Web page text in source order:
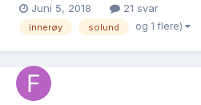
Solund? Manuskriptet mitt ser slik
Findson Qualsøren,...
Juni 5, 2018 21 svar
innerøy solund og 1 flere)